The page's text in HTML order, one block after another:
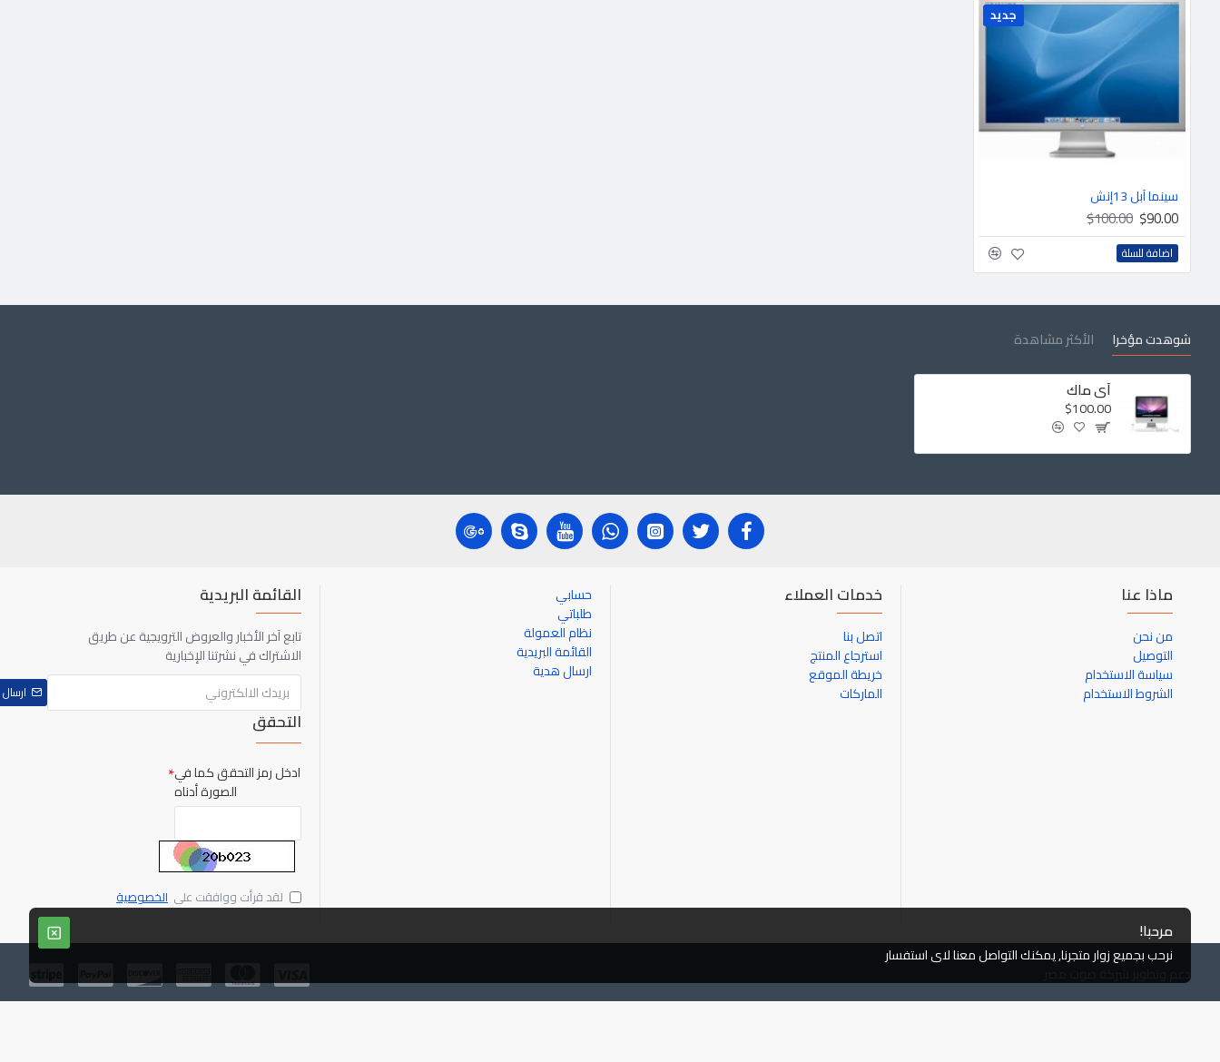
جديد
سينما آبل 13إنش
$90.00
$100.00
اضافة للسلة
شوهدت مؤخرا الأكثر مشاهدة
آي ماك
$100.00
ماذا عنا
من نحن
التوصيل
سياسة الاستخدام
الشروط الاستخدام
خدمات العملاء
اتصل بنا
استرجاع المنتج
خريطة الموقع
الماركات
حسابي
طلباتي
نظام العمولة
القائمة البريدية
ارسال هدية
القائمة البريدية
تابع آخر الأخبار والعروض الترويجية عن طريق
الاشتراك في نشرتنا الإخبارية
ارسال
التحقق
ادخل رمز التحقق كما في
الصورة أدناه
لقد قرأت ووافقت على الخصوصية
دعم وتطوير شركة صوت مصر
مرحبا!
نرحب بجميع زوار متجرنا, يمكنك التواصل معنا لاى استفسار